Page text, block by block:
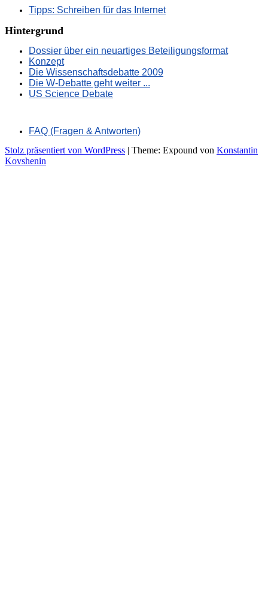
Tipps: Schreiben für das Internet
Hintergrund
Dossier über ein neuartiges Beteiligungsformat
Konzept
Die Wissenschaftsdebatte 2009
Die W-Debatte geht weiter ...
US Science Debate
FAQ (Fragen & Antworten)
Stolz präsentiert von WordPress
Theme: Expound von Konstantin
Kovshenin